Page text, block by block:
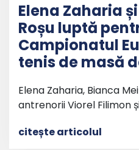
Elena Zaharia
Roșu luptă
Campionatul
tenis de masă
Elena Zaharia, Bianca
antrenorii Viorel Filimon
citește articolul